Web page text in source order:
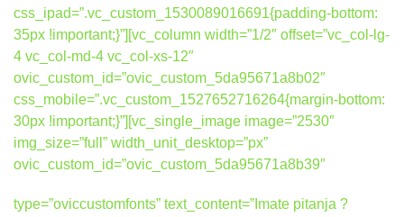
css_ipad=”.vc_custom_1530089016691{padding-bottom:
35px !important;}”][vc_column width=”1/2″ offset=”vc_col-lg-
4 vc_col-md-4 vc_col-xs-12″
ovic_custom_id=”ovic_custom_5da95671a8b02″
css_mobile=”.vc_custom_1527652716264{margin-bottom:
30px !important;}”][vc_single_image image=”2530″
img_size=”full” width_unit_desktop=”px”
ovic_custom_id=”ovic_custom_5da95671a8b39″
type=”oviccustomfonts” text_content=”Imate pitanja ?